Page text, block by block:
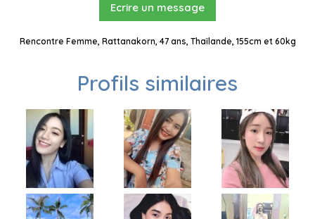
Ecrire un message
Rencontre Femme, Rattanakorn, 47 ans, Thaïlande, 155cm et 60kg
Profils similaires